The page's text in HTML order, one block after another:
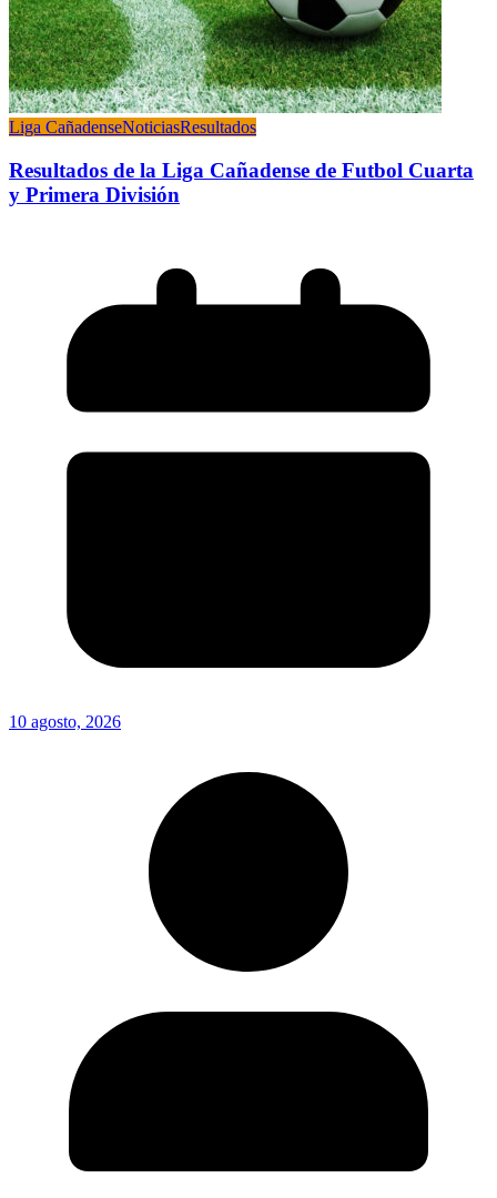
Liga CañadenseNoticiasResultados
Resultados de la Liga Cañadense de Futbol Cuarta
y Primera División
10 agosto, 2026